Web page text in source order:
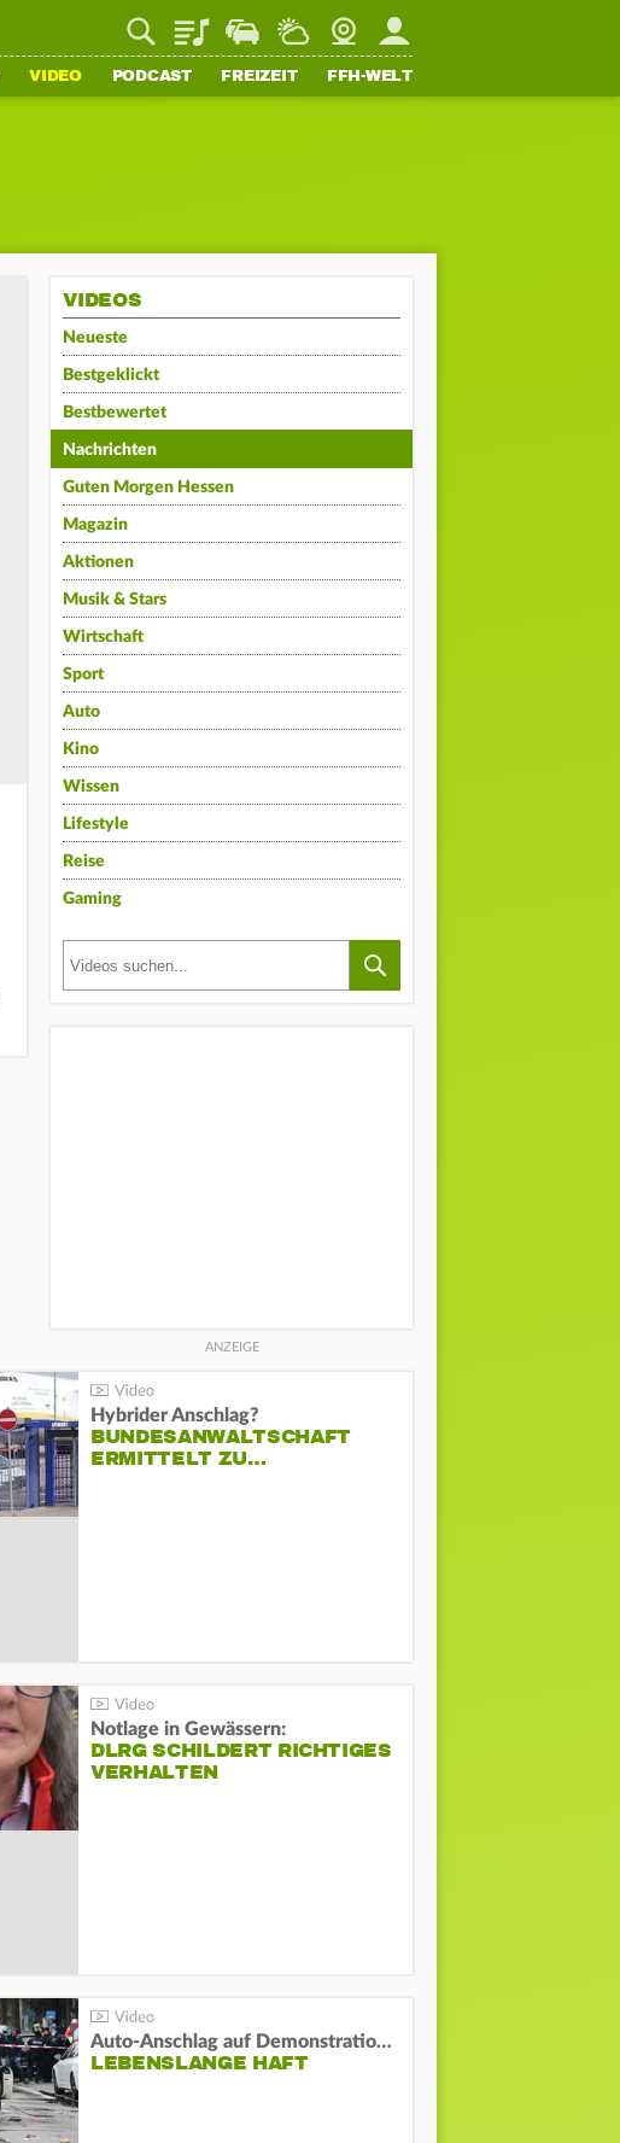
PlaylistStaupilotWetterWebcamMein FFH
VIDEO PODCAST FREIZEIT FFH-WELT
VIDEOS
Neueste
Bestgeklickt
Bestbewertet
Nachrichten
Guten Morgen Hessen
Magazin
Aktionen
Musik & Stars
Wirtschaft
Sport
Auto
Kino
Wissen
Lifestyle
Reise
Gaming
Hybrider Anschlag?
BUNDESANWALTSCHAFT
ERMITTELT ZU…
Notlage in Gewässern:
DLRG SCHILDERT RICHTIGES
VERHALTEN
Auto-Anschlag auf Demonstration in München:
LEBENSLANGE HAFT